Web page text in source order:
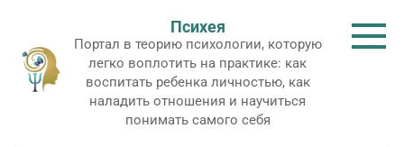
контенту
Психея
Портал в теорию психологии, которую
легко воплотить на практике: как
воспитать ребенка личностью, как
наладить отношения и научиться
понимать самого себя